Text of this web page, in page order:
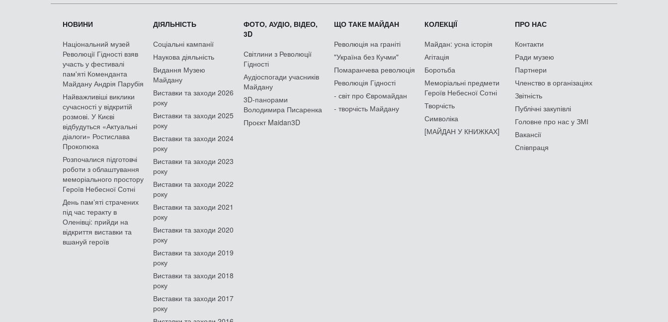
НОВИНИ
Національний музей
Революції Гідності взяв
участь у фестивалі
пам'яті Коменданта
Майдану Андрія Парубія
Найважливіші виклики
сучасності у відкритій
розмові. У Києві
відбудуться «Актуальні
діалоги» Ростислава
Прокопюка
Розпочалися підготовчі
роботи з облаштування
меморіального простору
Героїв Небесної Сотні
День памʼяті страчених
під час теракту в
Оленівці: прийди на
відкриття виставки та
вшануй героїв
ДІЯЛЬНІСТЬ
Соціальні кампанії
Наукова діяльність
Видання Музею
Майдану
Виставки та заходи 2026
року
Виставки та заходи 2025
року
Виставки та заходи 2024
року
Виставки та заходи 2023
року
Виставки та заходи 2022
року
Виставки та заходи 2021
року
Виставки та заходи 2020
року
Виставки та заходи 2019
року
Виставки та заходи 2018
року
Виставки та заходи 2017
року
ФОТО, АУДІО, ВІДЕО,
3D
Світлини з Революції
Гідності
Аудіоспогади учасників
Майдану
3D-панорами
Володимира Писаренка
Проєкт Maidan3D
ЩО ТАКЕ МАЙДАН
Революція на граніті
"Україна без Кучми"
Помаранчева революція
Революція Гідності
- світ про Євромайдан
- творчість Майдану
КОЛЕКЦІЇ
Майдан: усна історія
Агітація
Боротьба
Меморіальні предмети
Героїв Небесної Сотні
Творчість
Символіка
[МАЙДАН У КНИЖКАХ]
ПРО НАС
Контакти
Ради музею
Партнери
Членство в організаціях
Звітність
Публічні закупівлі
Головне про нас у ЗМІ
Вакансії
Співпраця